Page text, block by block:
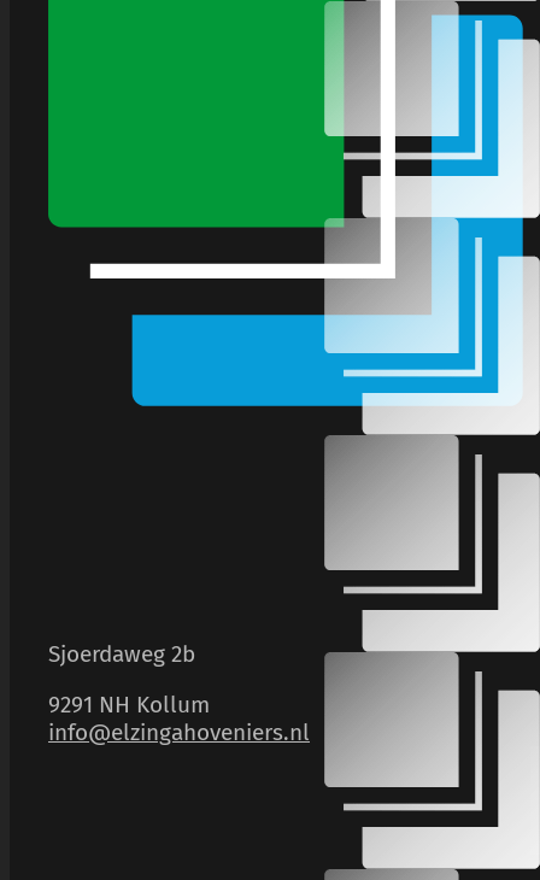
Sjoerdaweg 2b
9291 NH Kollum
info@elzingahoveniers.nl